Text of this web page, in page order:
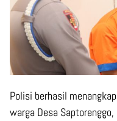
Polisi berhasil
warga Desa